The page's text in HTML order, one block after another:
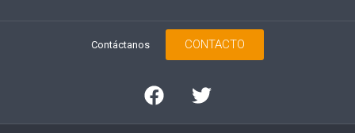
Contáctanos CONTACTO